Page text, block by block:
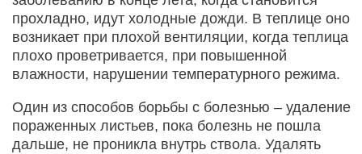
прохладно, идут холодные дожди. В теплице оно
возникает при плохой вентиляции, когда теплица
плохо проветривается, при повышенной
влажности, нарушении температурного режима.
Один из способов борьбы с болезнью – удаление
пораженных листьев, пока болезнь не пошла
дальше, не проникла внутрь ствола. Удалять